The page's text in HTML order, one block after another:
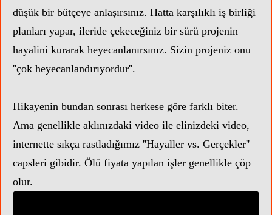
düşük bir bütçeye anlaşırsınız. Hatta karşılıklı iş birliği
planları yapar, ileride çekeceğiniz bir sürü projenin
hayalini kurarak heyecanlanırsınız. Sizin projeniz onu
''çok heyecanlandırıyordur''.
Hikayenin bundan sonrası herkese göre farklı biter.
Ama genellikle aklınızdaki video ile elinizdeki video,
internette sıkça rastladığımız ''Hayaller vs. Gerçekler''
capsleri gibidir. Ölü fiyata yapılan işler genellikle çöp
olur.